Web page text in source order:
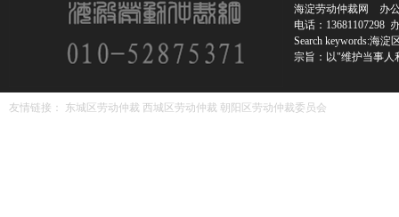
海淀劳动仲裁网 办
电话：13681107298
Search keywords:海淀
宗旨：以"维护当事人
友情链接： 东城区劳动仲裁 西城区劳动仲裁 朝阳区劳动仲裁委员会